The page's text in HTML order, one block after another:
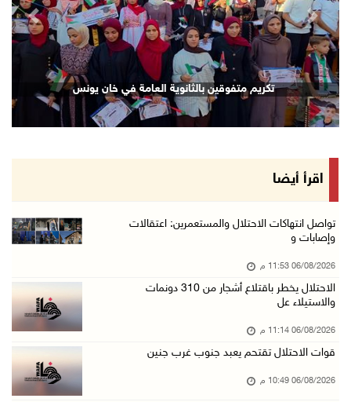
06/آب/2026 09:17 م
إصابة مسن بجروح ورضوض إثر اعتداء جيش الاحتلال ...
06/آب/2026 09:13 م
ورشة توصي بخطة عاجلة لاستعادة التعليم الوجاهي ...
الرئيس يستقبل مجلس بلدية رام الله ويشدد على د ...
جماهير شعبنا تشيع جثمان الشهيد علاء صبيح في ت ...
الاحتلال يوسع حملات الدهم والاعتقال في قلنديا ...
06/آب/2026 08:06 م
الرئيس المصري وملك البحرين يشددان على ضرورة ت ...
تكريم متفوقين بالثانوية العامة في خان يونس
Next
اقرأ أيضا
تواصل انتهاكات الاحتلال والمستعمرين: اعتقالات
وإصابات و
06/08/2026 11:53 م
الاحتلال يخطر باقتلاع أشجار من 310 دونمات
والاستيلاء عل
06/08/2026 11:14 م
قوات الاحتلال تقتحم يعبد جنوب غرب جنين
06/08/2026 10:49 م